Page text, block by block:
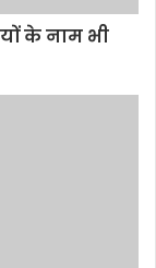
के नाम भी